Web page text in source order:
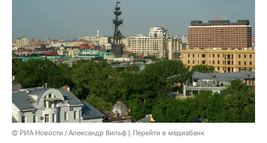
© РИА Новости / Александр Вильф Перейти в медиабанк